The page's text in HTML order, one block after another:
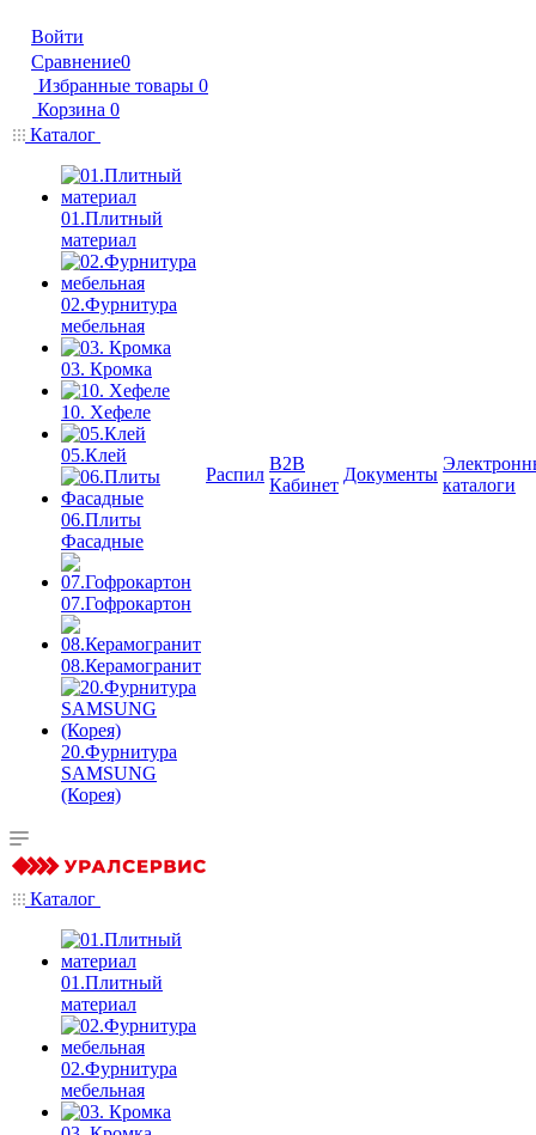
Войти
Сравнение0
Избранные товары 0
Корзина 0
Каталог
01.Плитный
материал
02.Фурнитура
мебельная
03. Кромка
10. Хефеле
05.Клей
06.Плиты
Фасадные
07.Гофрокартон
08.Керамогранит
20.Фурнитура
SAMSUNG
(Корея)
Распил
B2B
Кабинет
Документы
каталоги
Каталог
01.Плитный
материал
02.Фурнитура
мебельная